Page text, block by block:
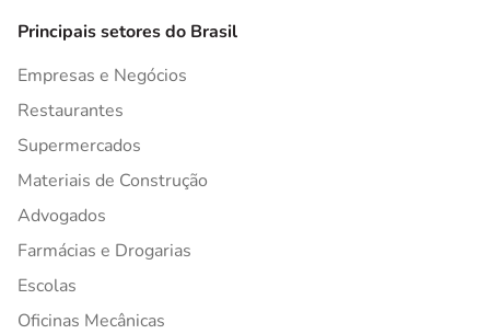
Principais setores do Brasil
Empresas e Negócios
Restaurantes
Supermercados
Materiais de Construção
Advogados
Farmácias e Drogarias
Escolas
Oficinas Mecânicas